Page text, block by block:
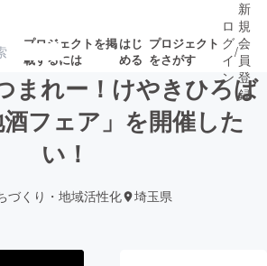
プロジェクトを掲
載するには
はじ
める
プロジェクト
をさがす
注目の新着プロ
ロ
グ
イ
ン
/
新
規
会
員
登
録
まれー！けやきひろば
フェア」を開催した
い！
づくり・地域活性化 埼玉県